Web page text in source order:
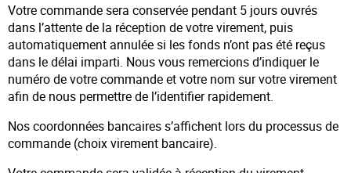
Votre commande sera conservée pendant 5 jours ouvrés
dans l’attente de la réception de votre virement, puis
automatiquement annulée si les fonds n’ont pas été reçus
dans le délai imparti. Nous vous remercions d’indiquer le
numéro de votre commande et votre nom sur votre virement
afin de nous permettre de l’identifier rapidement.
Nos coordonnées bancaires s’affichent lors du processus de
commande (choix virement bancaire).